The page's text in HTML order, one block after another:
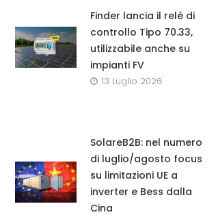
Finder lancia il relè di
controllo Tipo 70.33,
utilizzabile anche su
impianti FV
13 Luglio 2026
SolareB2B: nel numero
di luglio/agosto focus
su limitazioni UE a
inverter e Bess dalla
Cina